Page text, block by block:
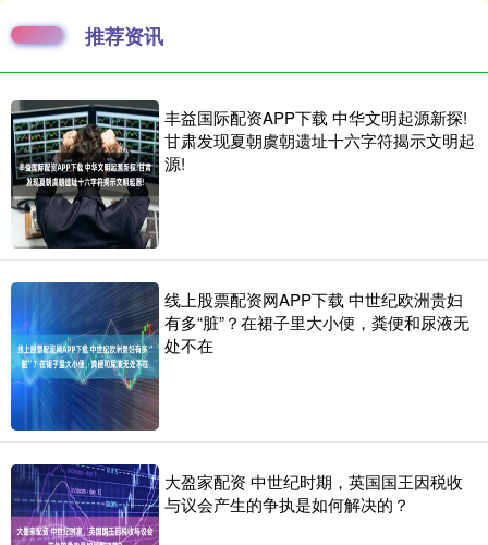
推荐资讯
丰益国际配资APP下载 中华文明起源新探!
甘肃发现夏朝虞朝遗址十六字符揭示文明起
源!
线上股票配资网APP下载 中世纪欧洲贵妇
有多“脏”？在裙子里大小便，粪便和尿液无
处不在
大盈家配资 中世纪时期，英国国王因税收
与议会产生的争执是如何解决的？